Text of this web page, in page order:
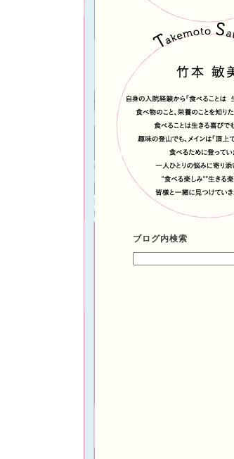
ブログ内検索